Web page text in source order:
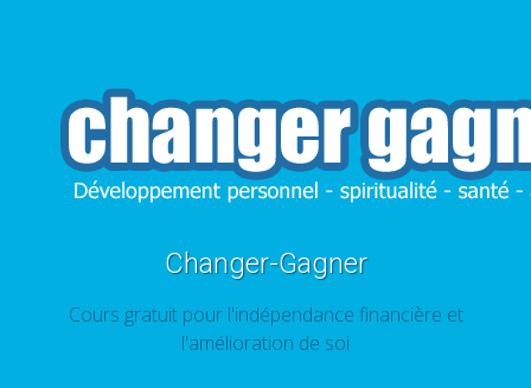
Changer-Gagner
Cours gratuit pour l'indépendance financière et
l'amélioration de soi